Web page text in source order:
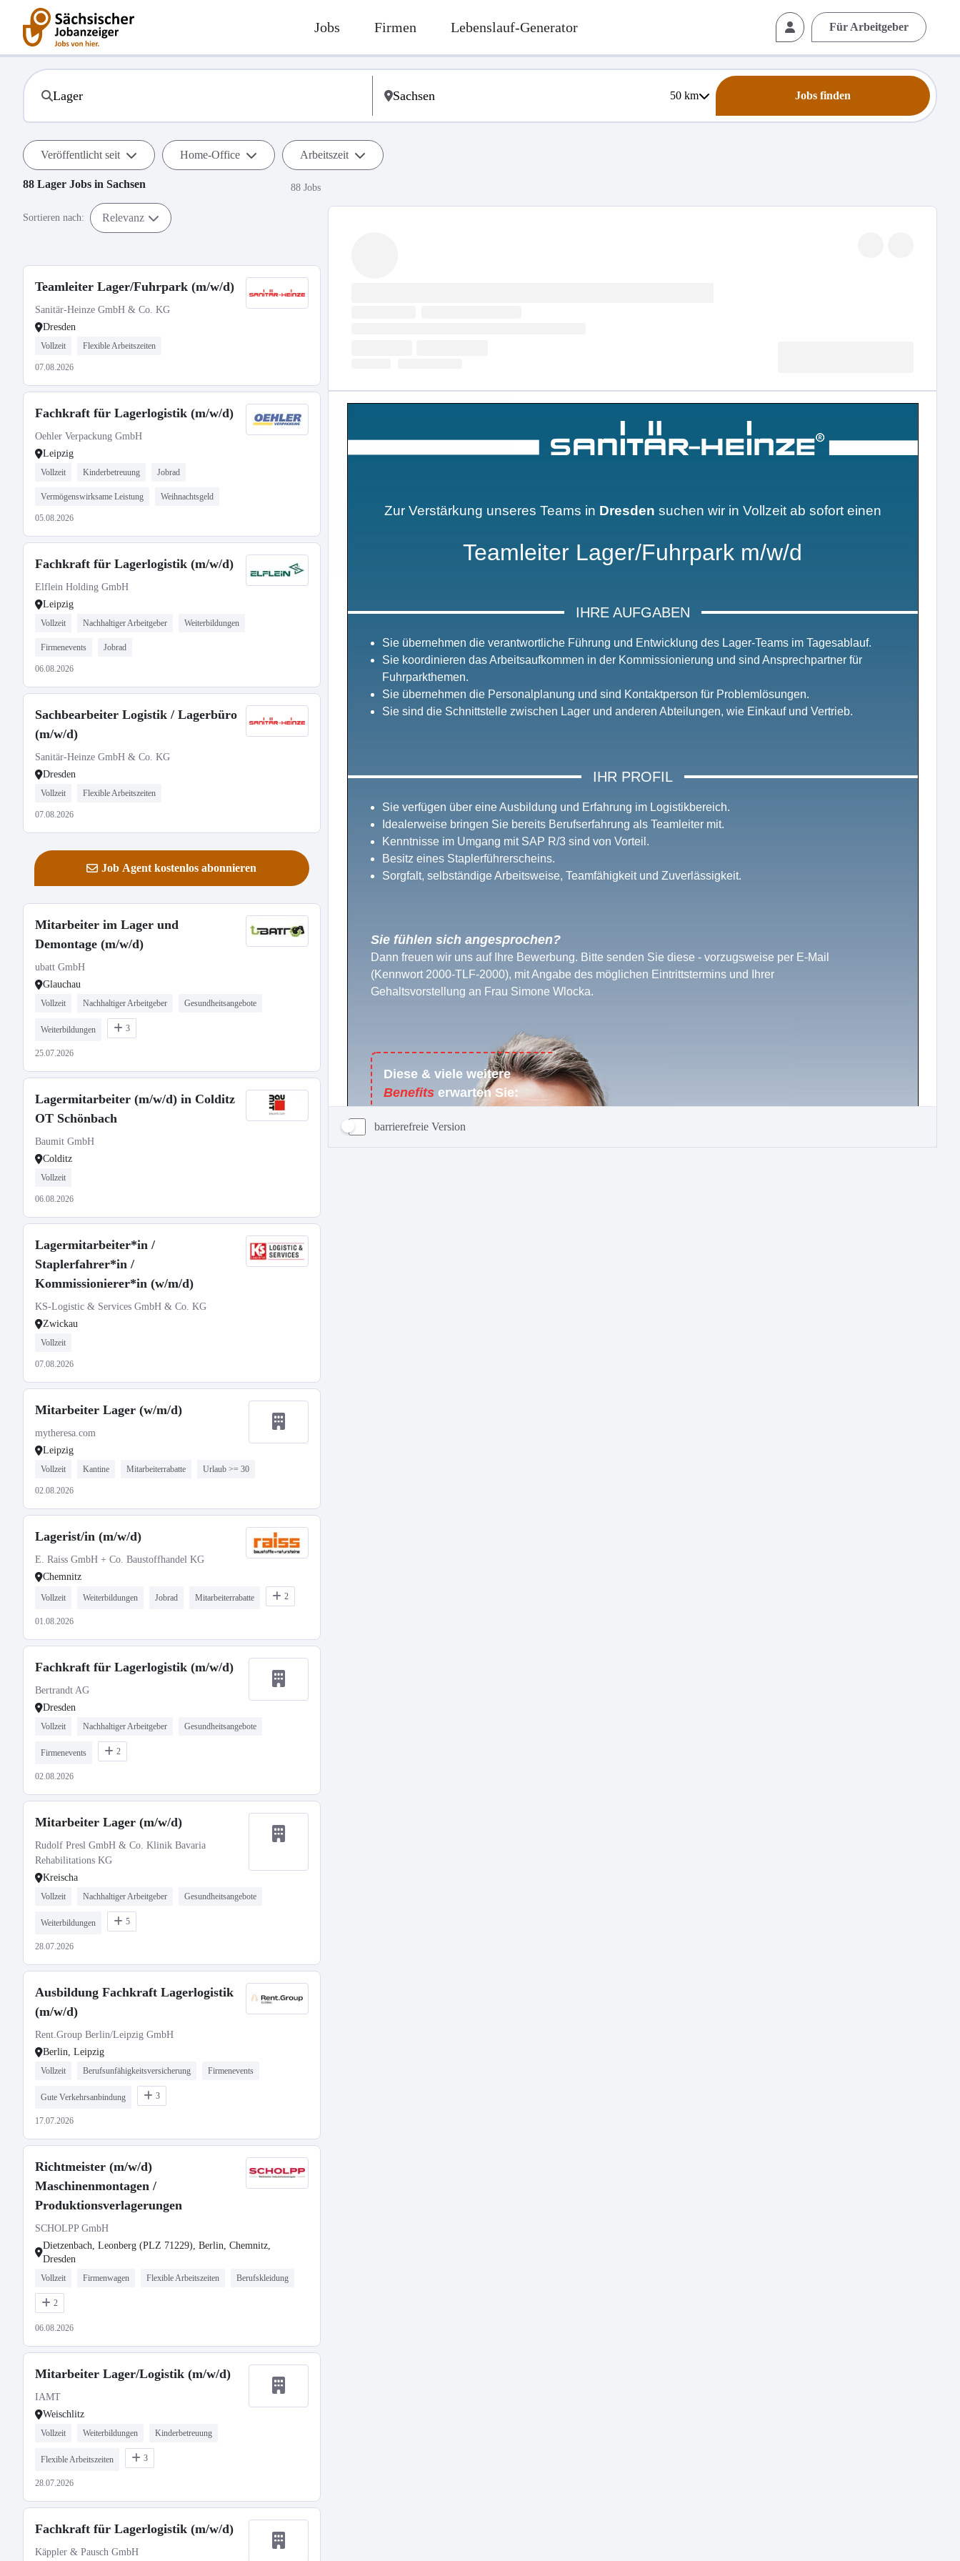
Jobs Firmen Lebenslauf-Generator Für Arbeitgeber
50km Jobs finden
Veröffentlicht seit Home-Office Arbeitszeit
88 Lager Jobs in Sachsen 88 Jobs
Sortieren nach: Relevanz
Teamleiter Lager/Fuhrpark (m/w/d)
Sanitär-Heinze GmbH & Co. KG
Dresden
Vollzeit Flexible Arbeitszeiten
07.08.2026
Fachkraft für Lagerlogistik (m/w/d)
Oehler Verpackung GmbH
Leipzig
Vollzeit Kinderbetreuung Jobrad
Vermögenswirksame Leistung Weihnachtsgeld
05.08.2026
Fachkraft für Lagerlogistik (m/w/d)
Elflein Holding GmbH
Leipzig
Vollzeit Nachhaltiger Arbeitgeber Weiterbildungen
Firmenevents Jobrad
06.08.2026
Sachbearbeiter Logistik / Lagerbüro
(m/w/d)
Sanitär-Heinze GmbH & Co. KG
Dresden
Vollzeit Flexible Arbeitszeiten
07.08.2026
Job Agent kostenlos abonnieren
Mitarbeiter im Lager und
Demontage (m/w/d)
ubatt GmbH
Glauchau
Vollzeit Nachhaltiger Arbeitgeber Gesundheitsangebote
Weiterbildungen 3
25.07.2026
Lagermitarbeiter (m/w/d) in Colditz
OT Schönbach
Baumit GmbH
Colditz
Vollzeit
06.08.2026
Lagermitarbeiter*in /
Staplerfahrer*in /
Kommissionierer*in (w/m/d)
KS-Logistic & Services GmbH & Co. KG
Zwickau
Vollzeit
07.08.2026
Mitarbeiter Lager (w/m/d)
mytheresa.com
Leipzig
Vollzeit Kantine Mitarbeiterrabatte Urlaub >= 30
02.08.2026
Lagerist/in (m/w/d)
E. Raiss GmbH + Co. Baustoffhandel KG
Chemnitz
Vollzeit Weiterbildungen Jobrad Mitarbeiterrabatte 2
01.08.2026
Fachkraft für Lagerlogistik (m/w/d)
Bertrandt AG
Dresden
Vollzeit Nachhaltiger Arbeitgeber Gesundheitsangebote
Firmenevents 2
02.08.2026
Mitarbeiter Lager (m/w/d)
Rudolf Presl GmbH & Co. Klinik Bavaria
Rehabilitations KG
Kreischa
Vollzeit Nachhaltiger Arbeitgeber Gesundheitsangebote
Weiterbildungen 5
28.07.2026
Ausbildung Fachkraft Lagerlogistik
(m/w/d)
Rent.Group Berlin/Leipzig GmbH
Berlin, Leipzig
Vollzeit Berufsunfähigkeitsversicherung Firmenevents
Gute Verkehrsanbindung 3
17.07.2026
Richtmeister (m/w/d)
Maschinenmontagen /
Produktionsverlagerungen
SCHOLPP GmbH
Dietzenbach, Leonberg (PLZ 71229), Berlin, Chemnitz,
Dresden
Vollzeit Firmenwagen Flexible Arbeitszeiten Berufskleidung
2
06.08.2026
Mitarbeiter Lager/Logistik (m/w/d)
IAMT
Weischlitz
Vollzeit Weiterbildungen Kinderbetreuung
Flexible Arbeitszeiten 3
28.07.2026
Fachkraft für Lagerlogistik (m/w/d)
Käppler & Pausch GmbH
barrierefreie Version